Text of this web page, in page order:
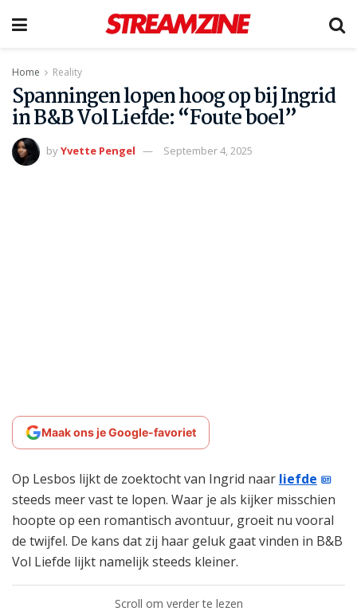
Home Reality
Spanningen lopen hoog op bij Ingrid
in B&B Vol Liefde: “Foute boel”
byYvette Pengel September 4, 2025
Maak ons je Google-favoriet
Op Lesbos lijkt de zoektocht van Ingrid naar liefde
steeds meer vast te lopen. Waar je als kijker misschien
hoopte op een romantisch avontuur, groeit nu vooral
de twijfel. De kans dat zij haar geluk gaat vinden in B&B
Vol Liefde lijkt namelijk steeds kleiner.
Scroll om verder te lezen